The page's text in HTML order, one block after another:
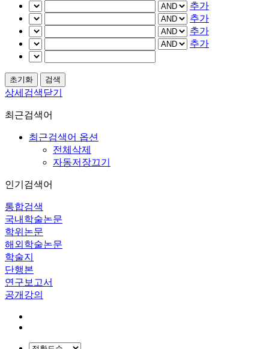
추가
추가
추가
추가
상세검색닫기
최근검색어
최근검색어 옵션
전체삭제
자동저장끄기
인기검색어
통합검색
국내학술논문
학위논문
해외학술논문
학술지
단행본
연구보고서
공개강의